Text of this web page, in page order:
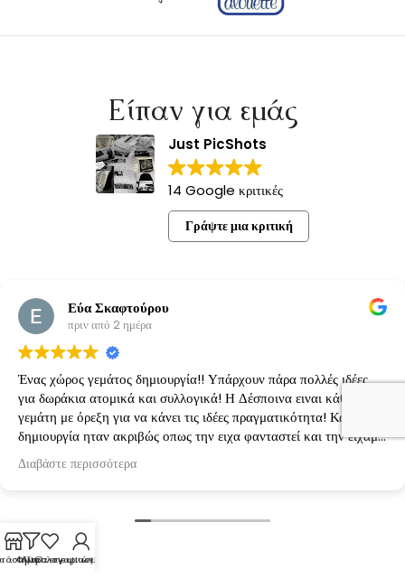
Είπαν για εμάς
Just PicShots
14 Google κριτικές
Γράψτε μια κριτική
Εύα Σκαφτούρου
πριν από 2 ημέρα
Ένας χώρος γεμάτος δημιουργία!! Υπάρχουν πάρα πολλές ιδέες
για δωράκια ατομικά και συλλογικά! Η Δέσποινα ειναι κάθε φορά
γεμάτη με όρεξη για να κάνει τις ιδέες πραγματικότητα! Κάθε
δημιουργία ηταν ακριβώς οπως την ειχα φανταστεί και την είχαμε
κανονίσει!
Διαβάστε περισσότερα
Φίλτρα
Λίστα επιθυμιών
Ο λογαριασμός μου